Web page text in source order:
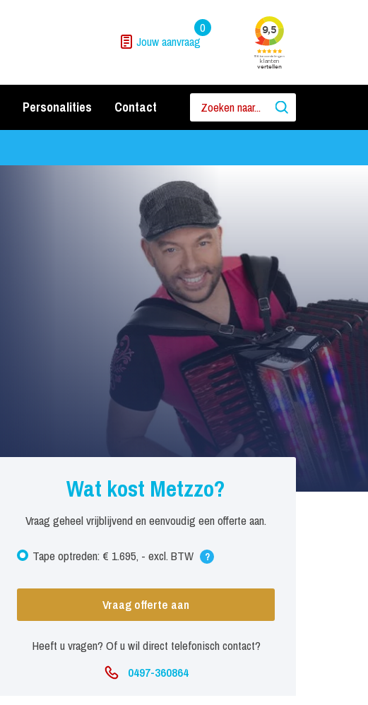
Jouw aanvraag
0
Personalities Contact
Wat kost Metzzo?
Vraag geheel vrijblijvend en eenvoudig een offerte aan.
Tape optreden: € 1.695, - excl. BTW ?
Vraag offerte aan
Heeft u vragen? Of u wil direct telefonisch contact?
0497-360864